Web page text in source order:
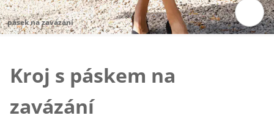
pásek na zavázání
Kroj s páskem na
zavázání